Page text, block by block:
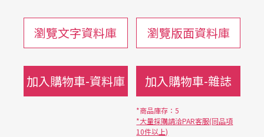
瀏覽文字資料庫 瀏覽版面資料庫
加入購物車-資料庫 加入購物車-雜誌
*商品庫存：5
*大量採購請洽PAR客服(同品項
10件以上)